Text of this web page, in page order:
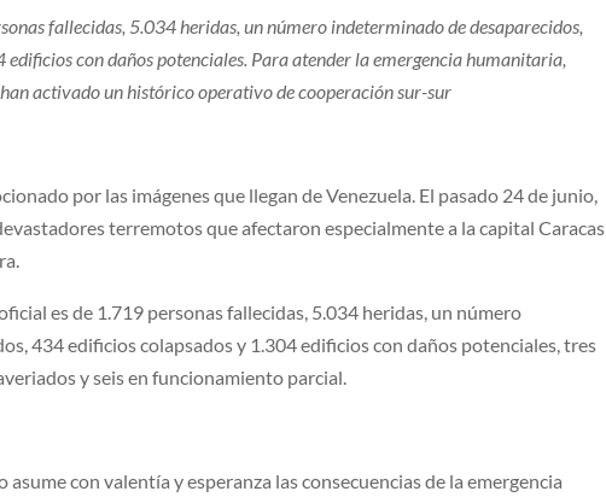
fallecidas, 5.034 heridas, un número indeterminado de desaparecidos,
con daños potenciales. Para atender la emergencia humanitaria,
activado un histórico operativo de cooperación sur-sur
por las imágenes que llegan de Venezuela. El pasado 24 de junio,
terremotos que afectaron especialmente a la capital Caracas
es de 1.719 personas fallecidas, 5.034 heridas, un número
434 edificios colapsados y 1.304 edificios con daños potenciales, tres
y seis en funcionamiento parcial.
con valentía y esperanza las consecuencias de la emergencia